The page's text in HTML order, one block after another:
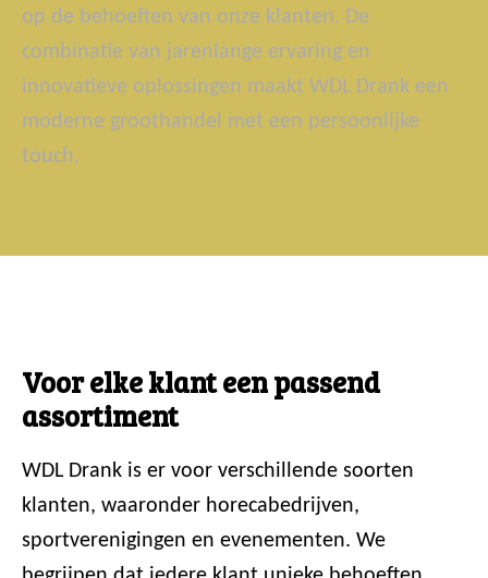
op de behoeften van onze klanten. De
combinatie van jarenlange ervaring en
innovatieve oplossingen maakt WDL Drank een
moderne groothandel met een persoonlijke
touch.
Voor elke klant een passend
assortiment
WDL Drank is er voor verschillende soorten
klanten, waaronder horecabedrijven,
sportverenigingen en evenementen. We